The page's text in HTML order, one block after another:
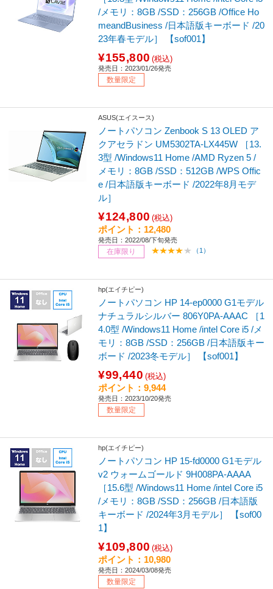
/メモリ：8GB /SSD：256GB /Office Ho
meandBusiness /日本語版キーボード /20
23年春モデル］ 【sof001】
¥155,800 (税込)
発売日：2023/01/26発売
数量限定
ASUS(エイスース)
ノートパソコン Zenbook S 13 OLED ア
クアセラドン UM5302TA-LX445W ［13.
3型 /Windows11 Home /AMD Ryzen 5 /
メモリ：8GB /SSD：512GB /WPS Offic
e /日本語版キーボード /2022年8月モデ
ル］
¥124,800 (税込)
ポイント：12,480
発売日：2022/08/下旬発売
在庫限り （1）
hp(エイチピー)
ノートパソコン HP 14-ep0000 G1モデル
ナチュラルシルバー 806Y0PA-AAAC ［1
4.0型 /Windows11 Home /intel Core i5 /メ
モリ：8GB /SSD：256GB /日本語版キー
ボード /2023冬モデル］ 【sof001】
¥99,440 (税込)
ポイント：9,944
発売日：2023/10/20発売
数量限定
hp(エイチピー)
ノートパソコン HP 15-fd0000 G1モデル
v2 ウォームゴールド 9H008PA-AAAA
［15.6型 /Windows11 Home /intel Core i5
/メモリ：8GB /SSD：256GB /日本語版
キーボード /2024年3月モデル］ 【sof00
1】
¥109,800 (税込)
ポイント：10,980
発売日：2024/03/08発売
数量限定